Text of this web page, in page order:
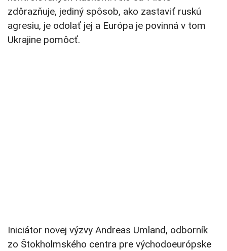
zdôrazňuje, jediný spôsob, ako zastaviť ruskú
agresiu, je odolať jej a Európa je povinná v tom
Ukrajine pomôcť.
Iniciátor novej výzvy Andreas Umland, odborník
zo Štokholmského centra pre východoeurópske